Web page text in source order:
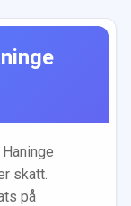
Haninge
skatt.
på